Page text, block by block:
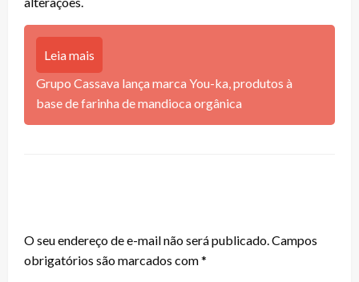
Leia mais
Grupo Cassava lança marca You-ka, produtos à
base de farinha de mandioca orgânica
O seu endereço de e-mail não será publicado. Campos
obrigatórios são marcados com*